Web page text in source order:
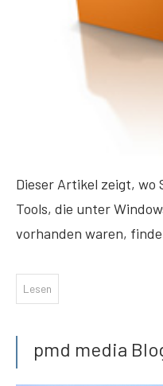
Dieser Artikel zeigt, wo
Tools, die unter
vorhanden waren,
Lesen
pmd media